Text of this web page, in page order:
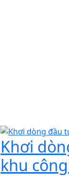
Khơi
khu